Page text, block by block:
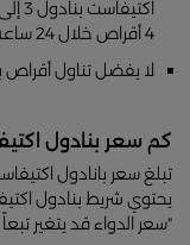
4 أقراص خلال 24 ساعة.
لا يفضل تناول أقراص
كم سعر بنادول
تبلغ سعر بانادول اكتيفاست 500 مجم 20 قرص 9.15 ريال
يحتوي شريط بنادول اكتيفاست
"سعر الدواء قد يتغير